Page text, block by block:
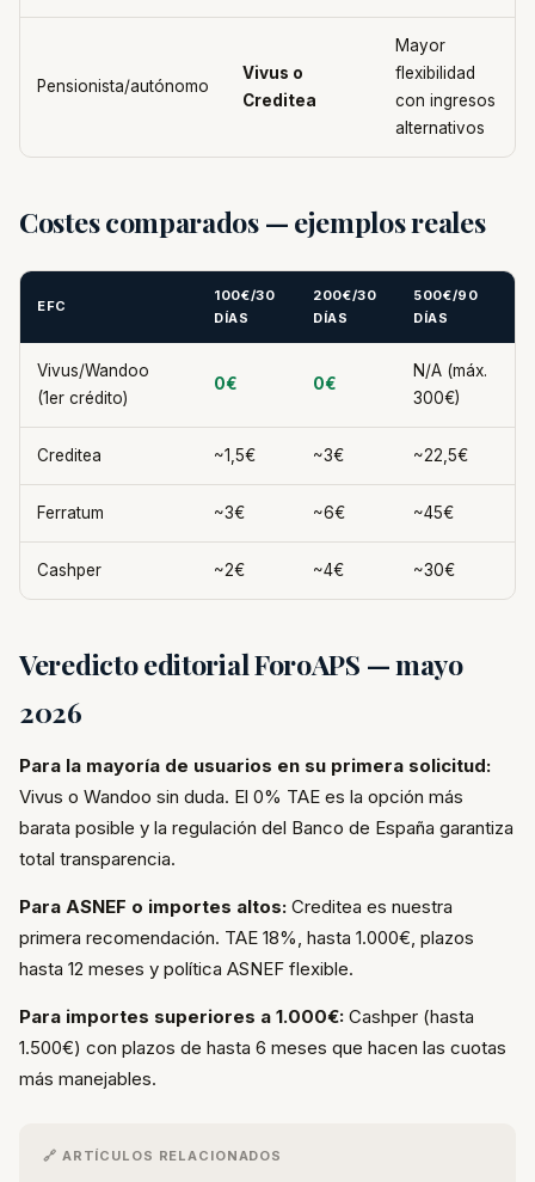
Pensionista/autónomo
Vivus o
Creditea
Mayor
flexibilidad
con ingresos
alternativos
Costes comparados — ejemplos reales
EFC
100€/30
DÍAS
200€/30
DÍAS
500€/90
DÍAS
Vivus/Wandoo
(1er crédito)
0€ 0€
N/A (máx.
300€)
Creditea ~1,5€ ~3€ ~22,5€
Ferratum ~3€ ~6€ ~45€
Cashper ~2€ ~4€ ~30€
Veredicto editorial ForoAPS — mayo
2026
Para la mayoría de usuarios en su primera solicitud:
Vivus o Wandoo sin duda. El 0% TAE es la opción más
barata posible y la regulación del Banco de España garantiza
total transparencia.
Para ASNEF o importes altos: Creditea es nuestra
primera recomendación. TAE 18%, hasta 1.000€, plazos
hasta 12 meses y política ASNEF flexible.
Para importes superiores a 1.000€: Cashper (hasta
1.500€) con plazos de hasta 6 meses que hacen las cuotas
más manejables.
🔗 ARTÍCULOS RELACIONADOS